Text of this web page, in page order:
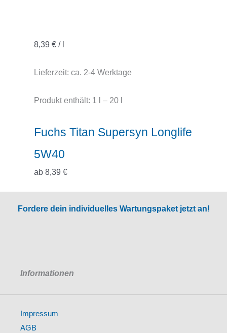
8,39 €/
Lieferzeit: ca. 2-4 Werktage
Produkt enthält: 1 – 20
Fuchs Titan Supersyn Longlife
5W40
ab 8,39 €
Fordere dein individuelles Wartungspaket jetzt an!
Informationen
Impressum
AGB